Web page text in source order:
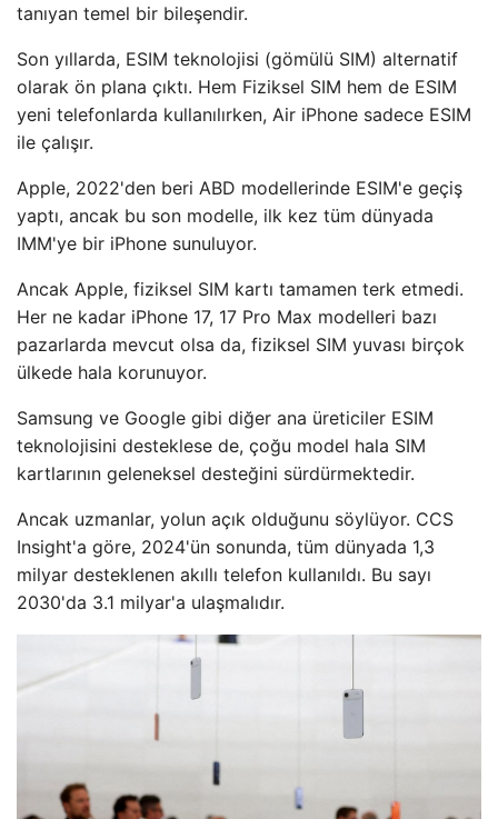
tanıyan temel bir bileşendir.
Son yıllarda, ESIM teknolojisi (gömülü SIM) alternatif
olarak ön plana çıktı. Hem Fiziksel SIM hem de ESIM
yeni telefonlarda kullanılırken, Air iPhone sadece ESIM
ile çalışır.
Apple, 2022'den beri ABD modellerinde ESIM'e geçiş
yaptı, ancak bu son modelle, ilk kez tüm dünyada
IMM'ye bir iPhone sunuluyor.
Ancak Apple, fiziksel SIM kartı tamamen terk etmedi.
Her ne kadar iPhone 17, 17 Pro Max modelleri bazı
pazarlarda mevcut olsa da, fiziksel SIM yuvası birçok
ülkede hala korunuyor.
Samsung ve Google gibi diğer ana üreticiler ESIM
teknolojisini desteklese de, çoğu model hala SIM
kartlarının geleneksel desteğini sürdürmektedir.
Ancak uzmanlar, yolun açık olduğunu söylüyor. CCS
Insight'a göre, 2024'ün sonunda, tüm dünyada 1,3
milyar desteklenen akıllı telefon kullanıldı. Bu sayı
2030'da 3.1 milyar'a ulaşmalıdır.